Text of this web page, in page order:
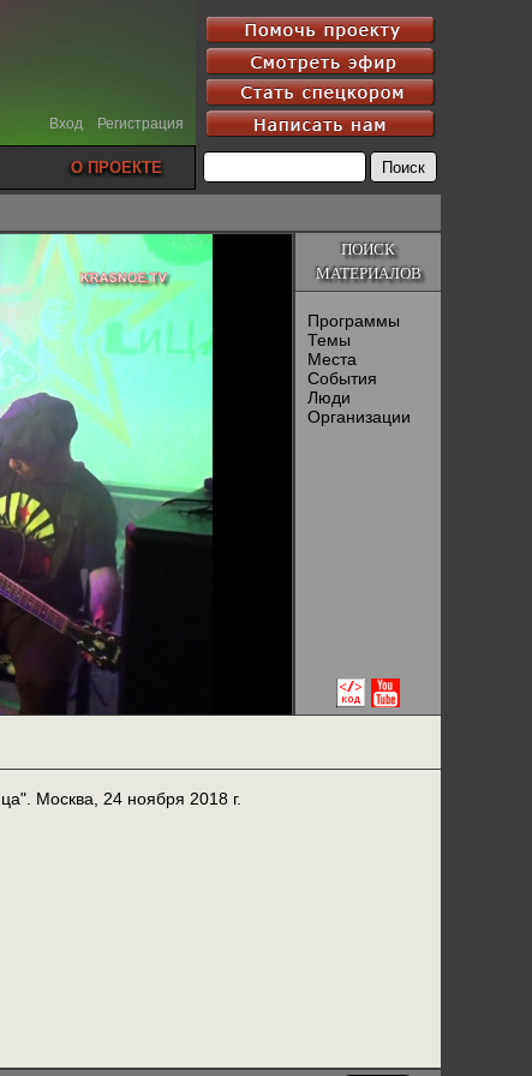
Вход Регистрация
О ПРОЕКТЕ
ПОИСК
МАТЕРИАЛОВ
Программы
Темы
Места
События
Люди
Организации
Москва, 24 ноября 2018 г.